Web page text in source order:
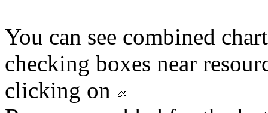
You can see combined
checking boxes near
clicking on